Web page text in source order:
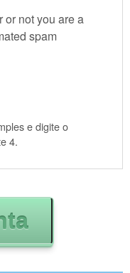
or not you are a
spam
e digite o
4.